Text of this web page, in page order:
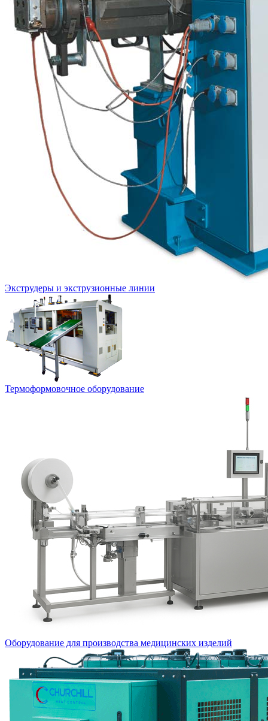
Экструдеры и экструзионные линии
Термоформовочное оборудование
Оборудование для производства медицинских изделий